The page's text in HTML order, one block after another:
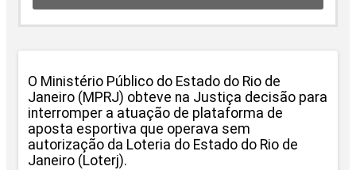
O Ministério Público do Estado do Rio de
Janeiro (MPRJ) obteve na Justiça decisão para
interromper a atuação de plataforma de
aposta esportiva que operava sem
autorização da Loteria do Estado do Rio de
Janeiro (Loterj).